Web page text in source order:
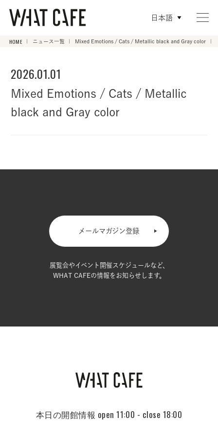
日本語
HOME ニュース一覧 Mixed Emotions / Cats / Metallic black and Gray color
2026.01.01
Mixed Emotions / Cats / Metallic
black and Gray color
メールマガジン登録
展覧会やイベント開催スケジュールなど、
WHAT CAFEの情報をお知らせします。
本日の開館情報 open 11:00 - close 18:00